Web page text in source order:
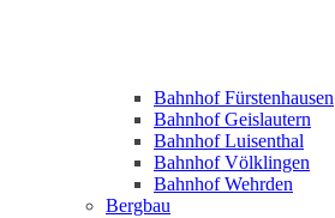
Bahnhof Fürstenhausen
Bahnhof Geislautern
Bahnhof Luisenthal
Bahnhof Völklingen
Bahnhof Wehrden
Bergbau